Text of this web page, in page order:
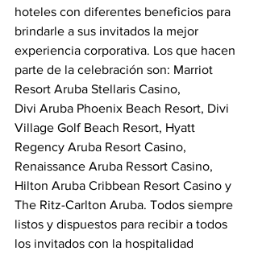
hoteles con diferentes beneficios para
brindarle a sus invitados la mejor
experiencia corporativa. Los que hacen
parte de la celebración son: Marriot
Resort Aruba Stellaris Casino,
Divi Aruba Phoenix Beach Resort, Divi
Village Golf Beach Resort, Hyatt
Regency Aruba Resort Casino,
Renaissance Aruba Ressort Casino,
Hilton Aruba Cribbean Resort Casino y
The Ritz-Carlton Aruba. Todos siempre
listos y dispuestos para recibir a todos
los invitados con la hospitalidad